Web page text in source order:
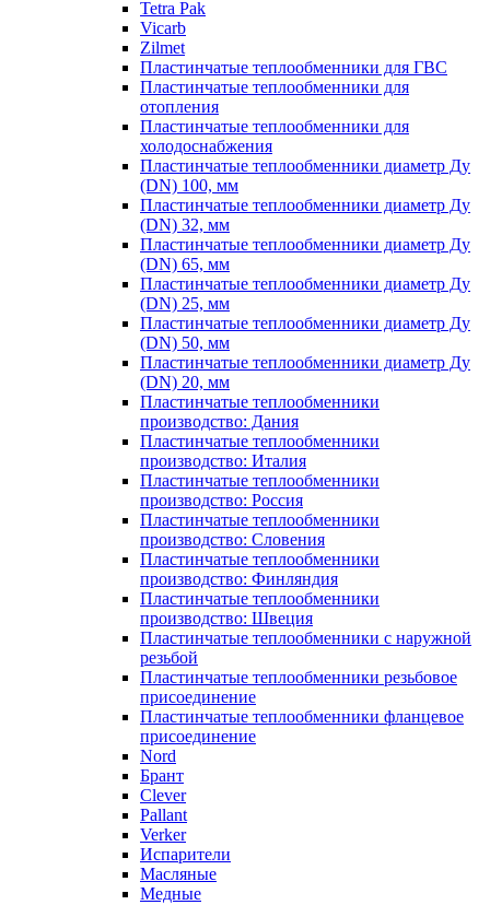
Tetra Pak
Vicarb
Zilmet
Пластинчатые теплообменники для ГВС
Пластинчатые теплообменники для
отопления
Пластинчатые теплообменники для
холодоснабжения
Пластинчатые теплообменники диаметр Ду
(DN) 100, мм
Пластинчатые теплообменники диаметр Ду
(DN) 32, мм
Пластинчатые теплообменники диаметр Ду
(DN) 65, мм
Пластинчатые теплообменники диаметр Ду
(DN) 25, мм
Пластинчатые теплообменники диаметр Ду
(DN) 50, мм
Пластинчатые теплообменники диаметр Ду
(DN) 20, мм
Пластинчатые теплообменники
производство: Дания
Пластинчатые теплообменники
производство: Италия
Пластинчатые теплообменники
производство: Россия
Пластинчатые теплообменники
производство: Словения
Пластинчатые теплообменники
производство: Финляндия
Пластинчатые теплообменники
производство: Швеция
Пластинчатые теплообменники с наружной
резьбой
Пластинчатые теплообменники резьбовое
присоединение
Пластинчатые теплообменники фланцевое
присоединение
Nord
Брант
Clever
Pallant
Verker
Испарители
Масляные
Медные